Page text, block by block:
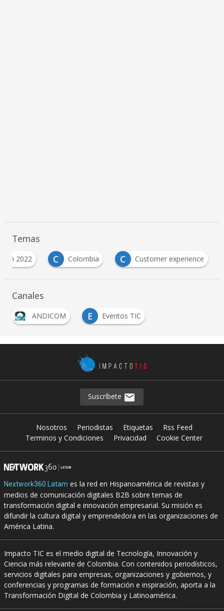
Temas
2022 C Colombia C Customer experience
Canales
ANDICOM E Eventos TIC
Suscríbete
Nosotros Periodistas Etiquetas
Rss Feed
Terminos y Condiciones
Privacidad Cookie Center
Nextwork360 Latam es la red en Hispanoamérica de revistas y
medios de comunicación digitales B2B sobre temas de
transformación digital e innovación empresarial. Su misión es
difundir la cultura digital y emprendedora en las organizaciones de
América Latina.
Impacto TIC es el medio digital de Tecnología, Innovación y
Ciencia más relevante de Colombia. Con contenidos periodísticos,
servicios digitales para empresas, organizaciones y gobiernos, y
conferencias y programas de formación e inspiración, aporta a la
Transformación Digital de Colombia y Latinoamérica.